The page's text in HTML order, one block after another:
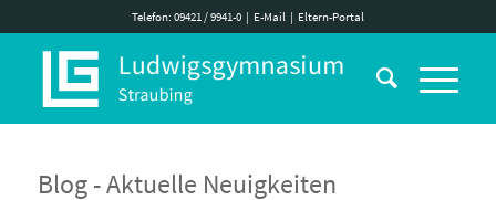
Telefon: 09421 / 9941-0| E-Mail| Eltern-Portal
Blog - Aktuelle Neuigkeiten